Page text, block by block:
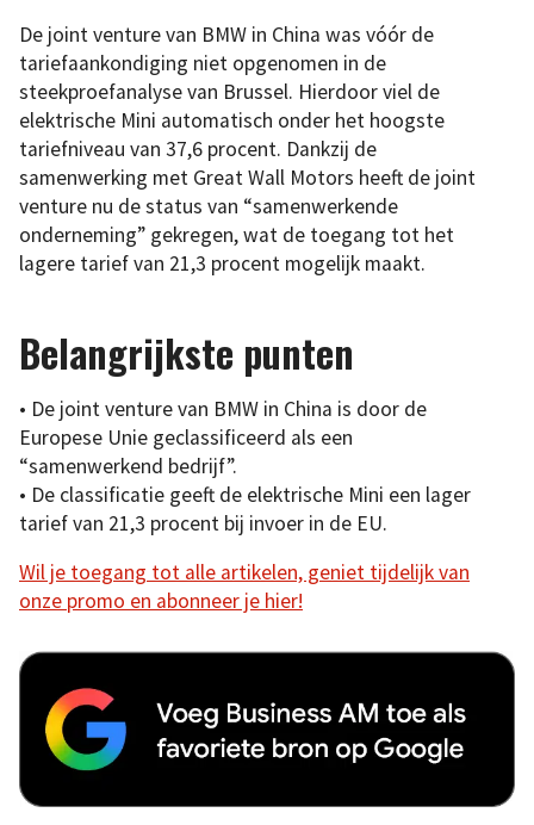
De joint venture van BMW in China was vóór de
tariefaankondiging niet opgenomen in de
steekproefanalyse van Brussel. Hierdoor viel de
elektrische Mini automatisch onder het hoogste
tariefniveau van 37,6 procent. Dankzij de
samenwerking met Great Wall Motors heeft de joint
venture nu de status van “samenwerkende
onderneming” gekregen, wat de toegang tot het
lagere tarief van 21,3 procent mogelijk maakt.
Belangrijkste punten
• De joint venture van BMW in China is door de
Europese Unie geclassificeerd als een
“samenwerkend bedrijf”.
• De classificatie geeft de elektrische Mini een lager
tarief van 21,3 procent bij invoer in de EU.
Wil je toegang tot alle artikelen, geniet tijdelijk van
onze promo en abonneer je hier!